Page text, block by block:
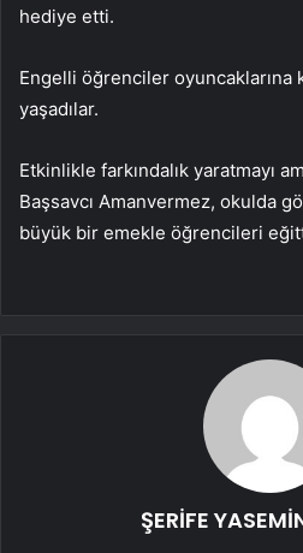
hediye etti.
Engelli öğrenciler oyuncaklarına
yaşadılar.
Etkinlikle farkındalık yaratmayı
Başsavcı Amanvermez, okulda
büyük bir emekle öğrencileri
ŞERİFE